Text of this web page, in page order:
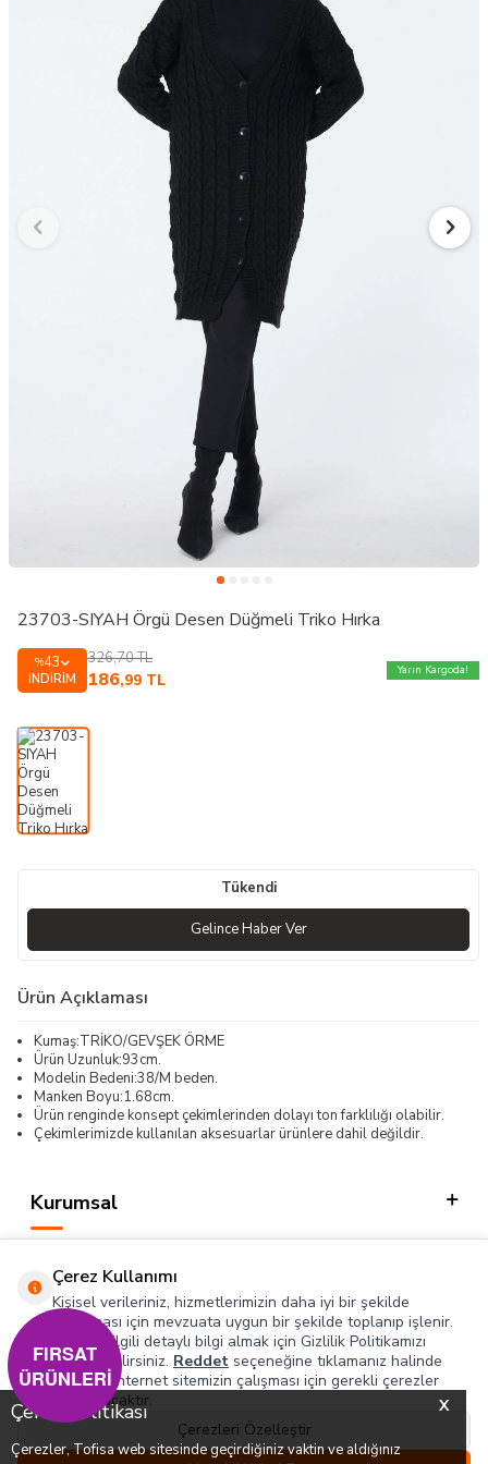
X
Çerez Politikası
Çerezler, Tofisa web sitesinde geçirdiğiniz vaktin ve aldığınız
0
23703-SIYAH Örgü Desen Düğmeli Triko Hırka
%43
İNDIRIM
326,70TL
186,99 TL
Yarın Kargoda!
Tükendi
Gelince Haber Ver
Ürün Açıklaması
Kumaş:TRİKO/GEVŞEK ÖRME
Ürün Uzunluk:93cm.
Modelin Bedeni:38/M beden.
Manken Boyu:1.68cm.
Ürün renginde konsept çekimlerinden dolayı ton farklılığı olabilir.
Çekimlerimizde kullanılan aksesuarlar ürünlere dahil değildir.
Kurumsal
Hızlı Erişim
Sosyal
Adres & İletişim
Çerez Kullanımı
Kişisel verileriniz, hizmetlerimizin daha iyi bir şekilde
sunulması için mevzuata uygun bir şekilde toplanıp işlenir.
Konuyla ilgili detaylı bilgi almak için Gizlilik Politikamızı
inceleyebilirsiniz. Reddet seçeneğine tıklamanız halinde
yalnızca internet sitemizin çalışması için gerekli çerezler
kullanılacaktır.
Çerezleri Özelleştir
FIRSAT
ÜRÜNLERİ